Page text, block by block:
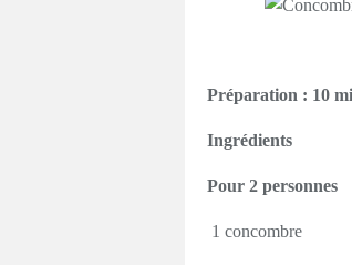
Préparation : 10
Ingrédients
Pour 2 personnes
1 concombre